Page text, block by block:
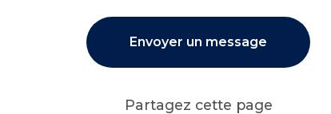
Envoyer un message
Partagez cette page